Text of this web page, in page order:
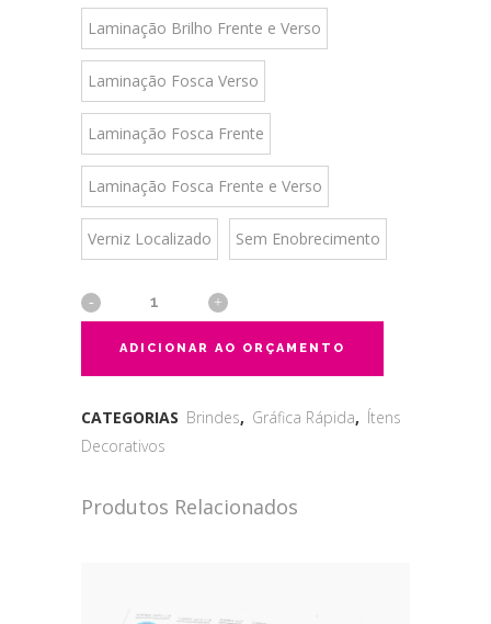
Laminação Brilho Frente e Verso
Laminação Fosca Verso
Laminação Fosca Frente
Laminação Fosca Frente e Verso
Verniz Localizado Sem Enobrecimento
ADICIONAR AO ORÇAMENTO
CATEGORIAS Brindes, Gráfica Rápida, Ítens
Decorativos
Produtos Relacionados